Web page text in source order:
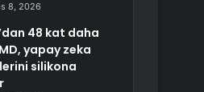
8, 2026
48 kat daha
yapay zeka
silikona